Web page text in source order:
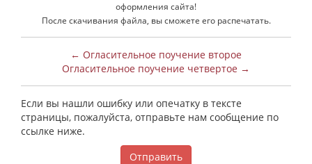
оформления сайта!
После скачивания файла, вы сможете его распечатать.
← Огласительное поучение второе
Огласительное поучение четвертое →
Если вы нашли ошибку или опечатку в тексте
страницы, пожалуйста, отправьте нам сообщение по
ссылке ниже.
Отправить